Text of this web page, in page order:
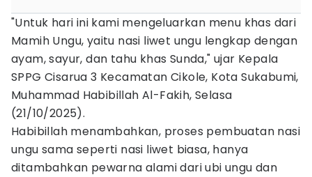
"Untuk hari ini kami mengeluarkan menu khas dari
Mamih Ungu, yaitu nasi liwet ungu lengkap dengan
ayam, sayur, dan tahu khas Sunda," ujar Kepala
SPPG Cisarua 3 Kecamatan Cikole, Kota Sukabumi,
Muhammad Habibillah Al-Fakih, Selasa
(21/10/2025).
Habibillah menambahkan, proses pembuatan nasi
ungu sama seperti nasi liwet biasa, hanya
ditambahkan pewarna alami dari ubi ungu dan